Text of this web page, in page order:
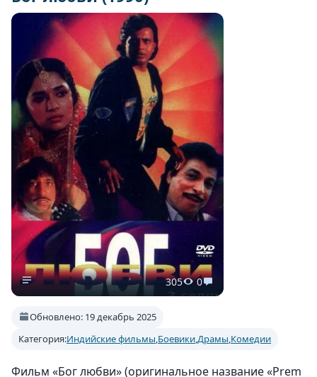
305 0
Обновлено: 19 декабрь 2025
Категория:Индийские фильмы,Боевики,Драмы,Комедии
Фильм «Бог любви» (оригинальное название «Prem